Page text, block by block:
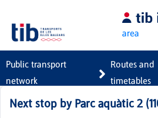
area
Public transport
network
Routes and
timetables
Next stop by Parc aquàtic 2 (